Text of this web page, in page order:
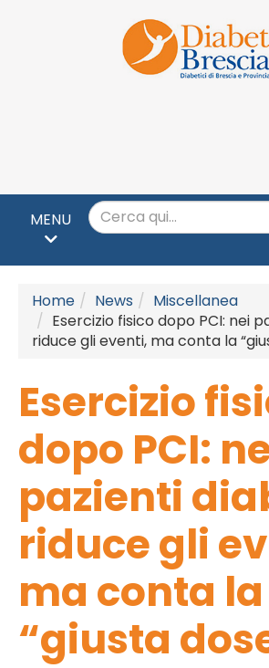
Home News
Miscellanea
Esercizio fisico dopo PCI: nei
riduce gli eventi, ma conta la
Esercizio
dopo PCI:
pazienti
riduce gli
ma conta la
“giusta